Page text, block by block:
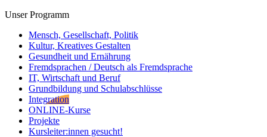
Unser Programm
Mensch, Gesellschaft, Politik
Kultur, Kreatives Gestalten
Gesundheit und Ernährung
Fremdsprachen / Deutsch als Fremdsprache
IT, Wirtschaft und Beruf
Grundbildung und Schulabschlüsse
Integration
ONLINE-Kurse
Projekte
Kursleiter:innen gesucht!